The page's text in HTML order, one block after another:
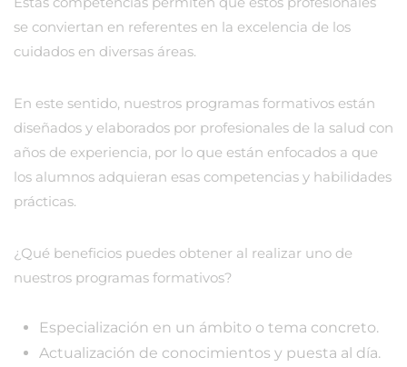
se conviertan en referentes en la excelencia de los
cuidados en diversas áreas.
En este sentido, nuestros programas formativos están
diseñados y elaborados por profesionales de la salud con
años de experiencia, por lo que están enfocados a que
los alumnos adquieran esas competencias y habilidades
prácticas.
¿Qué beneficios puedes obtener al realizar uno de
nuestros programas formativos?
Especialización en un ámbito o tema concreto.
Actualización de conocimientos y puesta al día.